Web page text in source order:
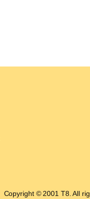
Copyright © 2001 T8. All